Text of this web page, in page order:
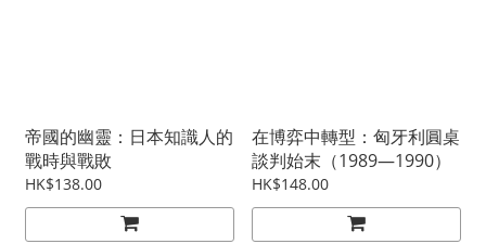
帝國的幽靈：日本知識人的
戰時與戰敗
HK$138.00
在博弈中轉型：匈牙利圓桌
談判始末（1989—1990）
HK$148.00